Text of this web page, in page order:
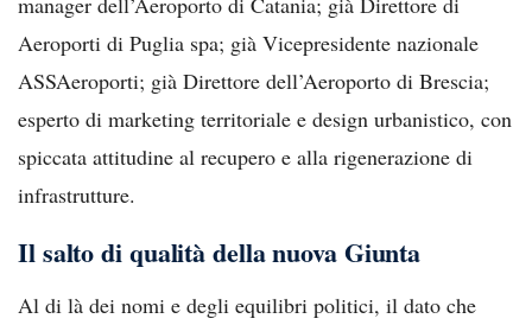
Aeroporti di Puglia spa; già Vicepresidente nazionale
ASSAeroporti; già Direttore dell’Aeroporto di Brescia;
esperto di marketing territoriale e design urbanistico, con
spiccata attitudine al recupero e alla rigenerazione di
infrastrutture.
Il salto di qualità della nuova Giunta
Al di là dei nomi e degli equilibri politici, il dato che